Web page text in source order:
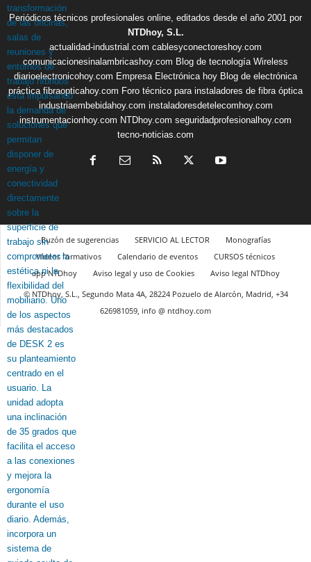
Periódicos técnicos profesionales online, editados desde el año 2001 por
NTDhoy, S.L.
actualidad-industrial.com cablesyconectoreshoy.com
comunicacionesinalambricashoy.com Blog de tecnología Wireless
diarioelectronicohoy.com Empresa Electrónica hoy Blog de electrónica
práctica fibraopticahoy.com Foro técnico para instaladores de fibra óptica
industriaembebidahoy.com instaladoresdetelecomhoy.com
instrumentacionhoy.com NTDhoy.com seguridadprofesionalhoy.com
tecno-noticias.com
Buzón de sugerencias SERVICIO AL LECTOR
Monografías
Vídeos formativos
Calendario de eventos
CURSOS técnicos
app NTDhoy
Aviso legal y uso de Cookies
Aviso legal NTDhoy
© NTDhoy, S.L., Segundo Mata 4A, 28224 Pozuelo de Alarcón, Madrid, +34
626981059, info @ ntdhoy.com